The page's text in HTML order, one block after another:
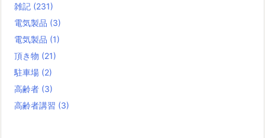
雑記 (231)
電気製品 (3)
電気製品 (1)
頂き物 (21)
駐車場 (2)
高齢者 (3)
高齢者講習 (3)